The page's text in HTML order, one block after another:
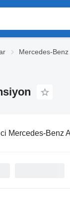
Mercedes-
Mercedes-Benz